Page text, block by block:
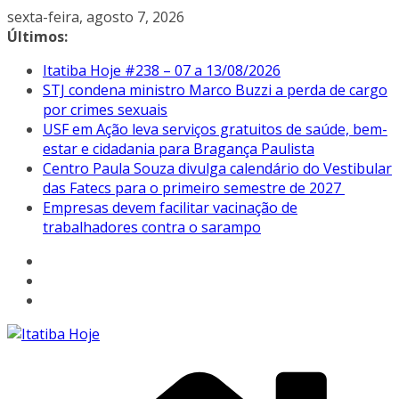
Pular
para
conteúdo
sexta-feira, agosto 7, 2026
Últimos:
Itatiba Hoje #238 – 07 a 13/08/2026
STJ condena ministro Marco Buzzi a perda de cargo
por crimes sexuais
USF em Ação leva serviços gratuitos de saúde, bem-
estar e cidadania para Bragança Paulista
Centro Paula Souza divulga calendário do Vestibular
das Fatecs para o primeiro semestre de 2027
Empresas devem facilitar vacinação de
trabalhadores contra o sarampo